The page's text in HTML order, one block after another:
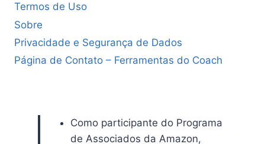
Termos de Uso
Sobre
Privacidade e Segurança de Dados
Página de Contato – Ferramentas do Coach
Como participante do Programa
de Associados da Amazon,